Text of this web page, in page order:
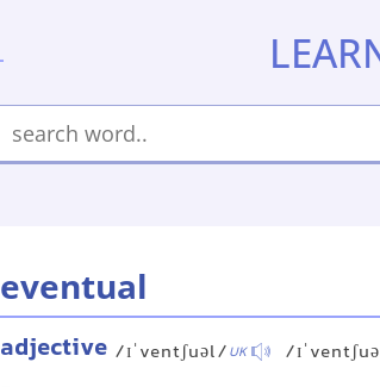
eventual
adjective /ɪˈventʃuəl/UK /